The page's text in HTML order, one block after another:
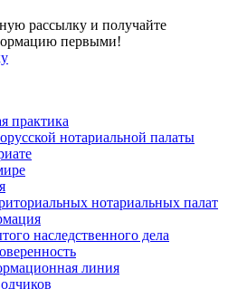
рассылку и получайте
первыми!
практика
нотариальной палаты
нотариальных палат
наследственного дела
линия